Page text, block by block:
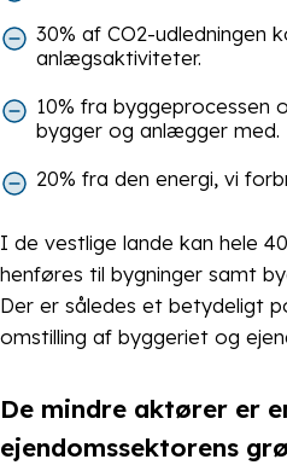
30% af CO2-udledningen
anlægsaktiviteter.
10% fra byggeprocessen
bygger og anlægger med.
20% fra den energi, vi
I de vestlige lande kan hele
henføres til bygninger samt
Der er således et betydeligt
omstilling af byggeriet og
De mindre aktører er
ejendomssektorens